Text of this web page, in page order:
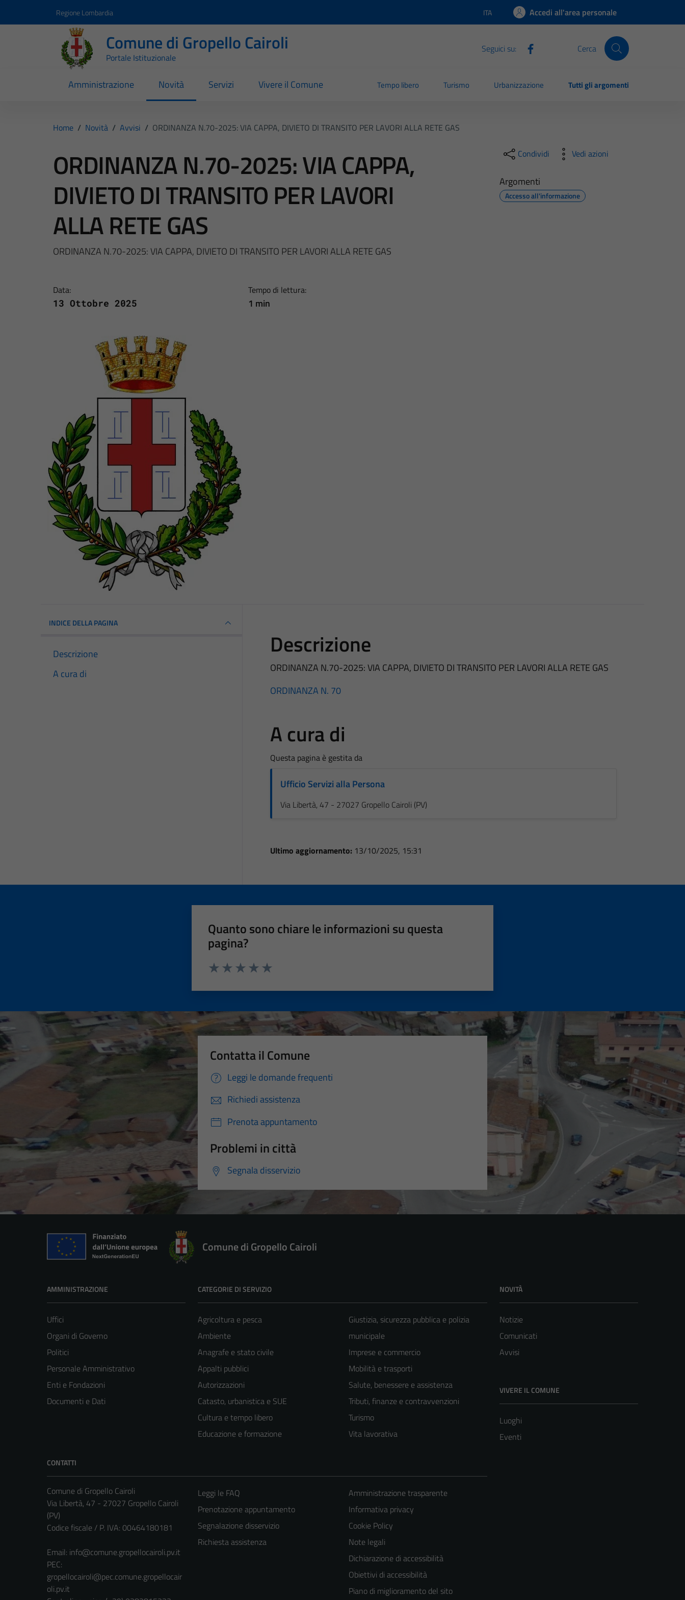
Regione Lombardia Lingua attiva:
ITA Accedi all'area personale
Comune di Gropello Cairoli
Portale Istituzionale
Seguici su: Cerca
Amministrazione Novità Servizi Vivere il Comune Tempo libero Turismo Urbanizzazione Tutti gli argomenti
Home / Novità / Avvisi / ORDINANZA N.70-2025: VIA CAPPA, DIVIETO DI TRANSITO PER LAVORI ALLA RETE GAS
ORDINANZA N.70-2025: VIA CAPPA,
DIVIETO DI TRANSITO PER LAVORI
ALLA RETE GAS
ORDINANZA N.70-2025: VIA CAPPA, DIVIETO DI TRANSITO PER LAVORI ALLA RETE GAS
Data:
13 Ottobre 2025
Tempo di lettura:
1 min
Condividi Vedi azioni
Argomenti
Accesso all'informazione
INDICE DELLA PAGINA
Descrizione
A cura di
Descrizione
ORDINANZA N.70-2025: VIA CAPPA, DIVIETO DI TRANSITO PER LAVORI ALLA RETE GAS
ORDINANZA N. 70
A cura di
Questa pagina è gestita da
Ufficio Servizi alla Persona
Via Libertà, 47 - 27027 Gropello Cairoli (PV)
Ultimo aggiornamento: 13/10/2025, 15:31
Quanto sono chiare le informazioni su questa
pagina?
Contatta il Comune
Leggi le domande frequenti
Richiedi assistenza
Prenota appuntamento
Problemi in città
Segnala disservizio
Comune di Gropello Cairoli
AMMINISTRAZIONE
Uffici
Organi di Governo
Politici
Personale Amministrativo
Enti e Fondazioni
Documenti e Dati
CATEGORIE DI SERVIZIO
Agricoltura e pesca
Ambiente
Anagrafe e stato civile
Appalti pubblici
Autorizzazioni
Catasto, urbanistica e SUE
Cultura e tempo libero
Educazione e formazione
Giustizia, sicurezza pubblica e polizia
municipale
Imprese e commercio
Mobilità e trasporti
Salute, benessere e assistenza
Tributi, finanze e contravvenzioni
Turismo
Vita lavorativa
NOVITÀ
Notizie
Comunicati
Avvisi
VIVERE IL COMUNE
Luoghi
Eventi
CONTATTI
Comune di Gropello Cairoli
Via Libertà, 47 - 27027 Gropello Cairoli
(PV)
Codice fiscale / P. IVA: 00464180181
Email: info@comune.gropellocairoli.pv.it
PEC:
gropellocairoli@pec.comune.gropellocair
oli.pv.it
Leggi le FAQ
Prenotazione appuntamento
Segnalazione disservizio
Richiesta assistenza
Amministrazione trasparente
Informativa privacy
Cookie Policy
Note legali
Dichiarazione di accessibilità
Obiettivi di accessibilità
Piano di miglioramento del sito